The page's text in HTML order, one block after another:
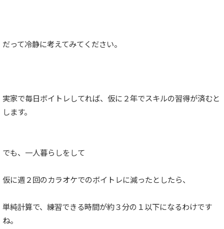
だって冷静に考えてみてください。
実家で毎日ボイトレしてれば、仮に２年でスキルの習得が済むと
します。
でも、一人暮らしをして
仮に週２回のカラオケでのボイトレに減ったとしたら、
単純計算で、練習できる時間が約３分の１以下になるわけです
ね。